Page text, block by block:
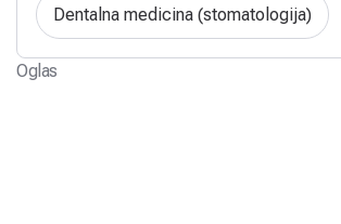
Dentalna medicina (stomatologija)
Oglas